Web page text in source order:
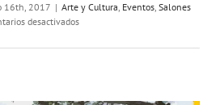
16th, 2017 | Arte y Cultura, Eventos, Salones
desactivadosen
Cortesana